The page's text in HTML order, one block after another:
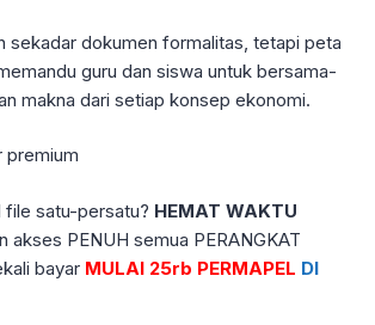
sekadar dokumen formalitas, tetapi peta
guru dan siswa untuk bersama-
makna dari setiap konsep ekonomi.
file satu-persatu? HEMAT WAKTU
akses PENUH semua PERANGKAT
bayar MULAI 25rb PERMAPEL DI